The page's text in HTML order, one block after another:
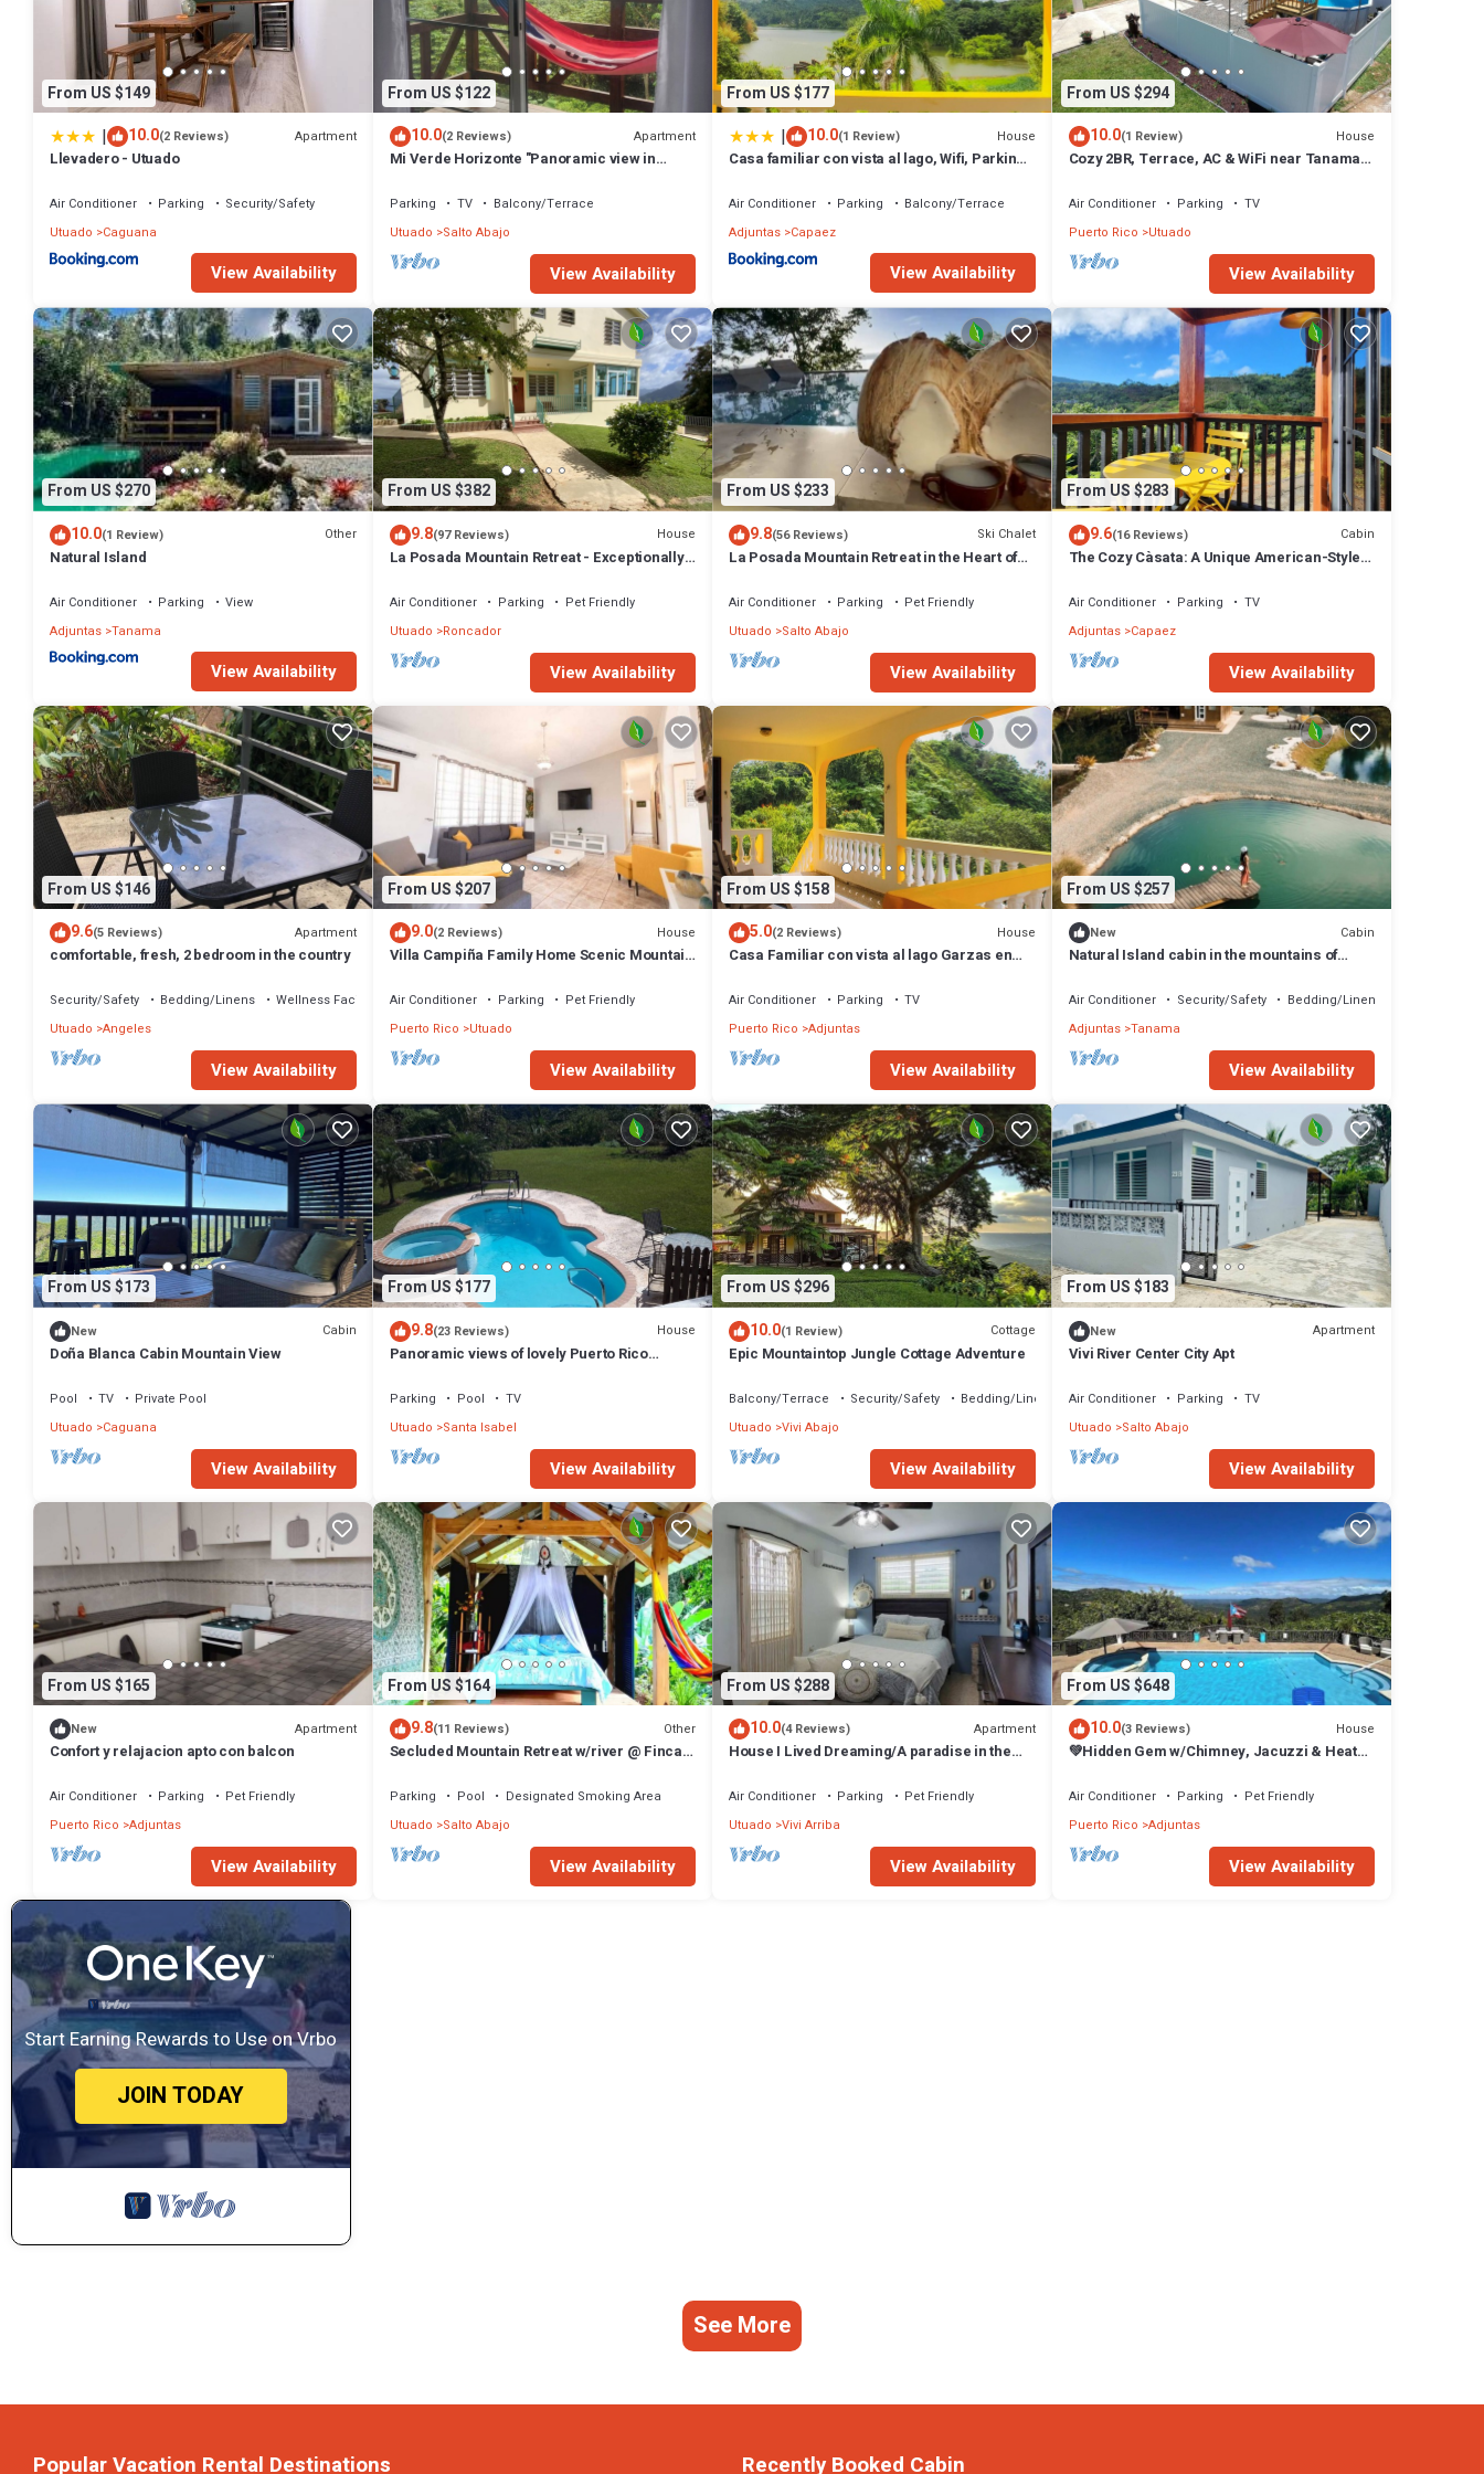
From US $149
| 10.0(2 Reviews) Apartment
Llevadero - Utuado
Air Conditioner Parking
Security/Safety
Utuado
Caguana
View Availability
From US $122
10.0(2 Reviews) Apartment
Mi Verde Horizonte "Panoramic view in
Parking TV
Balcony/Terrace
Utuado Salto Abajo
View Availability
From US $177
| 10.0(1 Review) House
Casa familiar con vista al lago, Wifi, Parking
Air Conditioner Parking
Balcony/Terrace
Adjuntas Capaez
View Availability
From US $294
10.0(1 Review) House
Cozy 2BR, Terrace, AC & WiFi near Tanama
Air Conditioner Parking
TV
Puerto Rico Utuado
View Availability
From US $270
10.0(1 Review) Other
Natural Island
Air Conditioner Parking
View
Adjuntas Tanama
View Availability
From US $382
9.8(97 Reviews) House
La Posada Mountain Retreat - Exceptionally
Air Conditioner Parking
Pet Friendly
Utuado Roncador
View Availability
From US $233
9.8(56 Reviews) Ski Chalet
La Posada Mountain Retreat in the Heart of
Air Conditioner Parking
Pet Friendly
Utuado
Salto Abajo
View Availability
From US $283
9.6(16 Reviews) Cabin
The Cozy Càsata: A Unique American-Style
Air Conditioner Parking
TV
Adjuntas Capaez
View Availability
From US $146
9.6(5 Reviews) Apartment
comfortable, fresh, 2 bedroom in the country
Security/Safety Bedding/Linens
Wellness Facilities
Utuado Angeles
View Availability
From US $207
9.0(2 Reviews) House
Villa Campiña Family Home Scenic Mountain
Air Conditioner Parking
Pet Friendly
Puerto Rico Utuado
View Availability
From US $158
5.0(2 Reviews) House
Casa Familiar con vista al lago Garzas en
Air Conditioner Parking
TV
Puerto Rico Adjuntas
View Availability
From US $257
New Cabin
Natural Island cabin in the mountains of
Air Conditioner Security/Safety
Bedding/Linens
Adjuntas Tanama
View Availability
From US $173
New Cabin
Doña Blanca Cabin Mountain View
Pool TV
Private Pool
Utuado
Caguana
View Availability
From US $177
9.8(23 Reviews) House
Panoramic views of lovely Puerto Rico
Parking Pool
TV
Utuado Santa Isabel
View Availability
From US $296
10.0(1 Review) Cottage
Epic Mountaintop Jungle Cottage Adventure
Balcony/Terrace Security/Safety
Bedding/Linens
Utuado Vivi Abajo
View Availability
From US $183
New Apartment
Vivi River Center City Apt
Air Conditioner Parking
TV
Utuado Salto Abajo
View Availability
From US $165
New Apartment
Confort y relajacion apto con balcon
Air Conditioner Parking
Pet Friendly
Puerto Rico Adjuntas
View Availability
From US $164
9.8(11 Reviews) Other
Secluded Mountain Retreat w/river @ Finca
Parking Pool
Designated Smoking Area
Utuado Salto Abajo
View Availability
From US $288
10.0(4 Reviews) Apartment
House I Lived Dreaming/A paradise in the
Air Conditioner Parking
Pet Friendly
Utuado Vivi Arriba
View Availability
From US $648
10.0(3 Reviews) House
💚Hidden Gem w/Chimney, Jacuzzi & Heated
Air Conditioner Parking
Pet Friendly
Puerto Rico Adjuntas
View Availability
Start Earning Rewards to Use on Vrbo
JOIN TODAY
See More
Popular Vacation Rental Destinations Recently Booked Cabin